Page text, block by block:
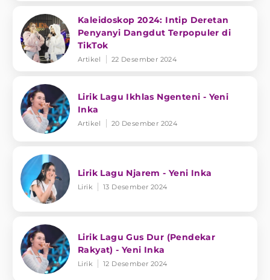
Kaleidoskop 2024: Intip Deretan
Penyanyi Dangdut Terpopuler di
TikTok
Artikel 22 Desember 2024
Lirik Lagu Ikhlas Ngenteni - Yeni
Inka
Artikel 20 Desember 2024
Lirik Lagu Njarem - Yeni Inka
Lirik 13 Desember 2024
Lirik Lagu Gus Dur (Pendekar
Rakyat) - Yeni Inka
Lirik 12 Desember 2024